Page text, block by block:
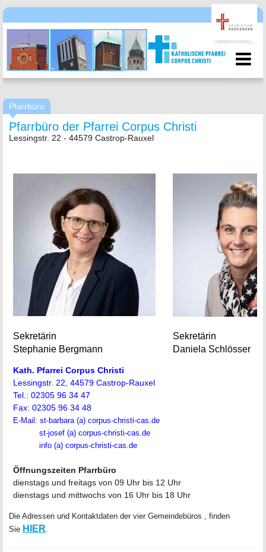
Pfarrbüro
Pfarrbüro der Pfarrei Corpus Christi
Lessingstr. 22 - 44579 Castrop-Rauxel
Sekretärin
Stephanie Bergmann
Sekretärin
Daniela Schlösser
Kath. Pfarrei Corpus Christi
Lessingstr. 22, 44579 Castrop-Rauxel
Tel.: 02305 96 34 47
Fax: 02305 96 34 48
E-Mail: st-barbara (a) corpus-christi-cas.de
st-josef (a) corpus-christi-cas.de
info (a) corpus-christi-cas.de
Öffnungszeiten Pfarrbüro
dienstags und freitags von 09 Uhr bis 12 Uhr
dienstags und mittwochs von 16 Uhr bis 18 Uhr
Die Adressen und Kontaktdaten der vier Gemeindebüros , finden
Sie HIER.